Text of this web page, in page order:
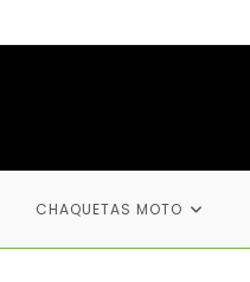
CHAQUETAS MOTO